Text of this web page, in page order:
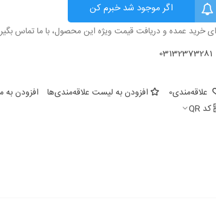
اگر موجود شد خبرم کن
خرید عمده و دریافت قیمت ویژه این محصول، با ما تماس
03132373281
علاقه‌مندی0 افزودن به لیست علاقه‌مندی‌ها افزودن به
کد QR